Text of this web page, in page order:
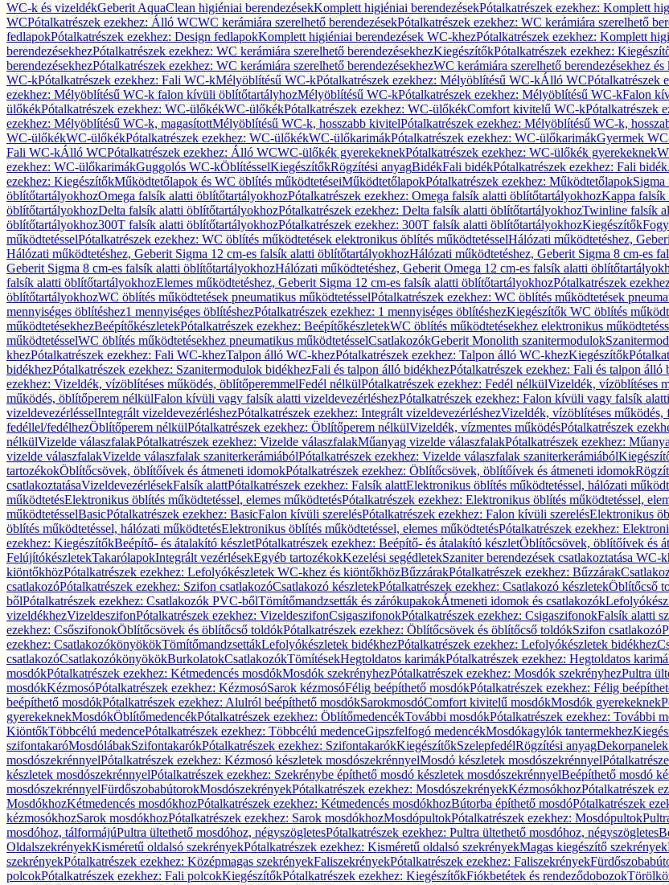
WC-k és vizeldékGeberit AquaClean higiéniai berendezésekKomplett higiéniai berendezésekPótalkatrészek ezekhez: Komplett
WCPótalkatrészek ezekhez: Álló WCWC kerámiára szerelhető berendezésekPótalkatrészek ezekhez: WC kerámiára szerelhető
fedlapokPótalkatrészek ezekhez: Design fedlapokKomplett higiéniai berendezések WC-khezPótalkatrészek ezekhez: Komplett
berendezésekhezPótalkatrészek ezekhez: WC kerámiára szerelhető berendezésekhezKiegészítőkPótalkatrészek ezekhez:
berendezésekhezPótalkatrészek ezekhez: WC kerámiára szerelhető berendezésekhezWC kerámiára szerelhető berendezésekhez
WC-kPótalkatrészek ezekhez: Fali WC-kMélyöblítésű WC-kPótalkatrészek ezekhez: Mélyöblítésű WC-kÁlló WCPótalkatrészek
ezekhez: Mélyöblítésű WC-k falon kívüli öblítőtartályhozMélyöblítésű WC-kPótalkatrészek ezekhez: Mélyöblítésű WC-kFalon
ülőkékPótalkatrészek ezekhez: WC-ülőkékWC-ülőkékPótalkatrészek ezekhez: WC-ülőkékComfort kivitelű WC-kPótalkatrészek
ezekhez: Mélyöblítésű WC-k, magasítottMélyöblítésű WC-k, hosszabb kivitelPótalkatrészek ezekhez: Mélyöblítésű WC-k,
WC-ülőkékWC-ülőkékPótalkatrészek ezekhez: WC-ülőkékWC-ülőkarimákPótalkatrészek ezekhez: WC-ülőkarimákGyermek
Fali WC-kÁlló WCPótalkatrészek ezekhez: Álló WCWC-ülőkék gyerekeknekPótalkatrészek ezekhez: WC-ülőkék gyerekeknek
ezekhez: WC-ülőkarimákGuggolós WC-kÖblítésselKiegészítőkRögzítési anyagBidékFali bidékPótalkatrészek ezekhez: Fali bidék
ezekhez: KiegészítőkMűködtetőlapok és WC öblítés működtetéseiMűködtetőlapokPótalkatrészek ezekhez: Működtetőlapok
öblítőtartályokhozOmega falsík alatti öblítőtartályokhozPótalkatrészek ezekhez: Omega falsík alatti öblítőtartályokhozKappa falsík
öblítőtartályokhozDelta falsík alatti öblítőtartályokhozPótalkatrészek ezekhez: Delta falsík alatti öblítőtartályokhozTwinline falsík
öblítőtartályokhoz300T falsík alatti öblítőtartályokhozPótalkatrészek ezekhez: 300T falsík alatti öblítőtartályokhozKiegészítők
működtetésselPótalkatrészek ezekhez: WC öblítés működtetések elektronikus öblítés működtetésselHálózati működtetéshez,
Hálózati működtetéshez, Geberit Sigma 12 cm-es falsík alatti öblítőtartályokhozHálózati működtetéshez, Geberit Sigma 8 cm-es
Geberit Sigma 8 cm-es falsík alatti öblítőtartályokhozHálózati működtetéshez, Geberit Omega 12 cm-es falsík alatti
falsík alatti öblítőtartályokhozElemes működtetéshez, Geberit Sigma 12 cm-es falsík alatti öblítőtartályokhozPótalkatrészek
öblítőtartályokhozWC öblítés működtetések pneumatikus működtetésselPótalkatrészek ezekhez: WC öblítés működtetések
mennyiséges öblítéshez1 mennyiséges öblítéshezPótalkatrészek ezekhez: 1 mennyiséges öblítéshezKiegészítők WC öblítés
működtetésekhezBeépítőkészletekPótalkatrészek ezekhez: BeépítőkészletekWC öblítés működtetésekhez elektronikus
működtetésselWC öblítés működtetésekhez pneumatikus működtetésselCsatlakozókGeberit Monolith szanitermodulok
khezPótalkatrészek ezekhez: Fali WC-khezTalpon álló WC-khezPótalkatrészek ezekhez: Talpon álló WC-khezKiegészítők
bidékhezPótalkatrészek ezekhez: Szanitermodulok bidékhezFali és talpon álló bidékhezPótalkatrészek ezekhez: Fali és talpon álló
ezekhez: Vizeldék, vízöblítéses működés, öblítőperemmelFedél nélkülPótalkatrészek ezekhez: Fedél nélkülVizeldék, vízöblítéses
működés, öblítőperem nélkülFalon kívüli vagy falsík alatti vizeldevezérléshezPótalkatrészek ezekhez: Falon kívüli vagy falsík
vizeldevezérlésselIntegrált vizeldevezérléshezPótalkatrészek ezekhez: Integrált vizeldevezérléshezVizeldék, vízöblítéses működés,
fedéllel/fedélhezÖblítőperem nélkülPótalkatrészek ezekhez: Öblítőperem nélkülVizeldék, vízmentes működésPótalkatrészek
nélkülVizelde válaszfalakPótalkatrészek ezekhez: Vizelde válaszfalakMűanyag vizelde válaszfalakPótalkatrészek ezekhez:
vizelde válaszfalakVizelde válaszfalak szaniterkerámiábólPótalkatrészek ezekhez: Vizelde válaszfalak szaniterkerámiából
tartozékokÖblítőcsövek, öblítőívek és átmeneti idomokPótalkatrészek ezekhez: Öblítőcsövek, öblítőívek és átmeneti idomok
csatlakoztatásaVizeldevezérlésekFalsík alattPótalkatrészek ezekhez: Falsík alattElektronikus öblítés működtetéssel, hálózati
működtetésElektronikus öblítés működtetéssel, elemes működtetésPótalkatrészek ezekhez: Elektronikus öblítés működtetéssel,
működtetésselBasicPótalkatrészek ezekhez: BasicFalon kívüli szerelésPótalkatrészek ezekhez: Falon kívüli szerelésElektronikus
öblítés működtetéssel, hálózati működtetésElektronikus öblítés működtetéssel, elemes működtetésPótalkatrészek ezekhez:
ezekhez: KiegészítőkBeépítő- és átalakító készletPótalkatrészek ezekhez: Beépítő- és átalakító készletÖblítőcsövek, öblítőívek és
FelújítókészletekTakarólapokIntegrált vezérlésekEgyéb tartozékokKezelési segédletekSzaniter berendezések csatlakoztatása
kiöntőkhözPótalkatrészek ezekhez: Lefolyókészletek WC-khez és kiöntőkhözBűzzárakPótalkatrészek ezekhez: Bűzzárak
csatlakozóPótalkatrészek ezekhez: Szifon csatlakozóCsatlakozó készletekPótalkatrészek ezekhez: Csatlakozó készletekÖblítőcső
bőlPótalkatrészek ezekhez: Csatlakozók PVC-bőlTömítőmandzsetták és zárókupakokÁtmeneti idomok és csatlakozók
vizeldékhezVizeldeszifonPótalkatrészek ezekhez: VizeldeszifonCsigaszifonokPótalkatrészek ezekhez: CsigaszifonokFalsík alatti
ezekhez: CsőszifonokÖblítőcsövek és öblítőcső toldókPótalkatrészek ezekhez: Öblítőcsövek és öblítőcső toldókSzifon csatlakozó
ezekhez: CsatlakozókönyökökTömítőmandzsettákLefolyókészletek bidékhezPótalkatrészek ezekhez: Lefolyókészletek bidékhez
csatlakozóCsatlakozókönyökökBurkolatokCsatlakozókTömítésekHegtoldatos karimákPótalkatrészek ezekhez: Hegtoldatos
mosdókPótalkatrészek ezekhez: Kétmedencés mosdókMosdók szekrényhezPótalkatrészek ezekhez: Mosdók szekrényhezPultra
mosdókKézmosóPótalkatrészek ezekhez: KézmosóSarok kézmosóFélig beépíthető mosdókPótalkatrészek ezekhez: Félig
beépíthető mosdókPótalkatrészek ezekhez: Alulról beépíthető mosdókSarokmosdóComfort kivitelű mosdókMosdók gyerekeknek
gyerekeknekMosdókÖblítőmedencékPótalkatrészek ezekhez: ÖblítőmedencékTovábbi mosdókPótalkatrészek ezekhez: További
KiöntőkTöbbcélú medencePótalkatrészek ezekhez: Többcélú medenceGipszfelfogó medencékMosdókagylók tantermekhez
szifontakaróMosdólábakSzifontakarókPótalkatrészek ezekhez: SzifontakarókKiegészítőkSzelepfedélRögzítési anyagDekorpanelek
mosdószekrénnyelPótalkatrészek ezekhez: Kézmosó készletek mosdószekrénnyelMosdó készletek mosdószekrénnyel
készletek mosdószekrénnyelPótalkatrészek ezekhez: Szekrénybe építhető mosdó készletek mosdószekrénnyelBeépíthető mosdó
mosdószekrénnyelFürdőszobabútorokMosdószekrényekPótalkatrészek ezekhez: MosdószekrényekKézmosókhozPótalkatrészek
MosdókhozKétmedencés mosdókhozPótalkatrészek ezekhez: Kétmedencés mosdókhozBútorba építhető mosdóPótalkatrészek
kézmosókhozSarok mosdókhozPótalkatrészek ezekhez: Sarok mosdókhozMosdópultokPótalkatrészek ezekhez: Mosdópultok
mosdóhoz, tálformájúPultra ültethető mosdóhoz, négyszögletesPótalkatrészek ezekhez: Pultra ültethető mosdóhoz, négyszögletes
OldalszekrényekKisméretű oldalsó szekrényekPótalkatrészek ezekhez: Kisméretű oldalsó szekrényekMagas kiegészítő szekrények
szekrényekPótalkatrészek ezekhez: Középmagas szekrényekFaliszekrényekPótalkatrészek ezekhez: Faliszekrények
polcokPótalkatrészek ezekhez: Fali polcokKiegészítőkPótalkatrészek ezekhez: KiegészítőkFiókbetétek és rendeződobozok